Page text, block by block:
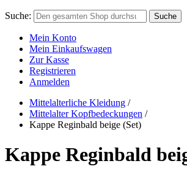
Suche: Suche
Mein Konto
Mein Einkaufswagen
Zur Kasse
Registrieren
Anmelden
Mittelalterliche Kleidung /
Mittelalter Kopfbedeckungen /
Kappe Reginbald beige (Set)
Kappe Reginbald